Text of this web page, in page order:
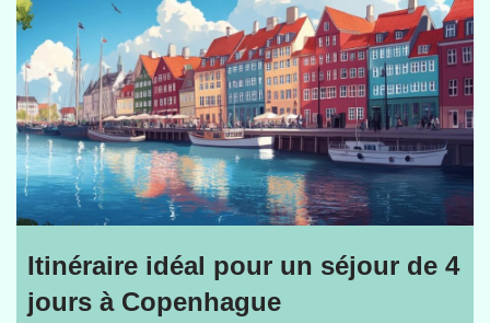
Itinéraire idéal pour un séjour de 4
jours à Copenhague